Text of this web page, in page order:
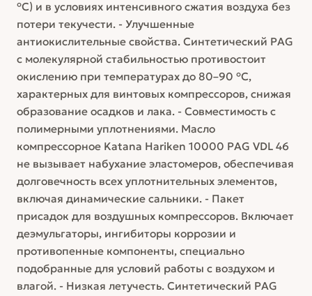
°C) и в условиях интенсивного сжатия воздуха без
потери текучести. - Улучшенные
антиокислительные свойства. Синтетический PAG
с молекулярной стабильностью противостоит
окислению при температурах до 80–90 °C,
характерных для винтовых компрессоров, снижая
образование осадков и лака. - Совместимость с
полимерными уплотнениями. Масло
компрессорное Katana Hariken 10000 PAG VDL 46
не вызывает набухание эластомеров, обеспечивая
долговечность всех уплотнительных элементов,
включая динамические сальники. - Пакет
присадок для воздушных компрессоров. Включает
деэмульгаторы, ингибиторы коррозии и
противопенные компоненты, специально
подобранные для условий работы с воздухом и
влагой. - Низкая летучесть. Синтетический PAG